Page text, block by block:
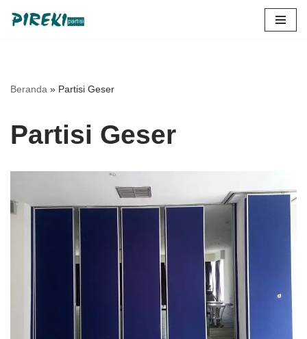
Beranda » Partisi Geser
Partisi Geser